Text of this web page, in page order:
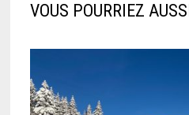
VOUS POURRIEZ